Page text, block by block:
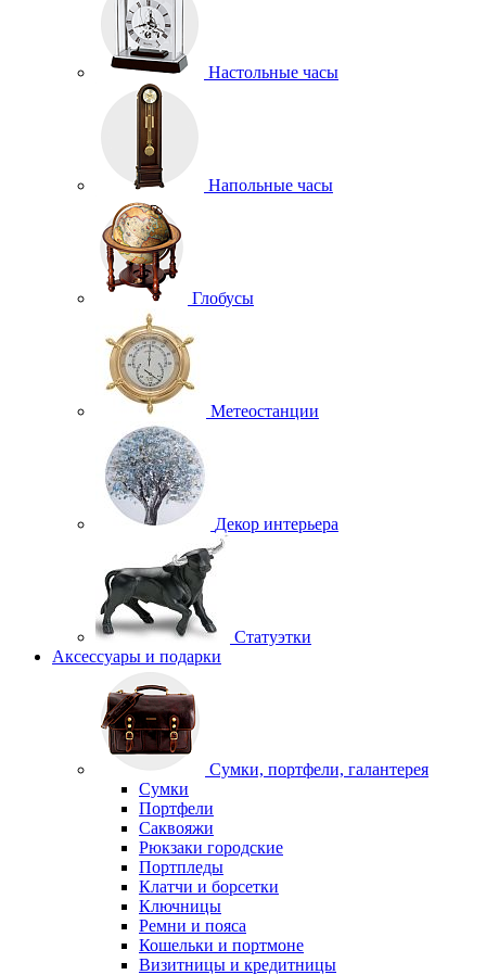
Настольные часы
Напольные часы
Глобусы
Метеостанции
Декор интерьера
Статуэтки
Аксессуары и подарки
Сумки, портфели, галантерея
Сумки
Портфели
Саквояжи
Рюкзаки городские
Портпледы
Клатчи и борсетки
Ключницы
Ремни и пояса
Кошельки и портмоне
Визитницы и кредитницы